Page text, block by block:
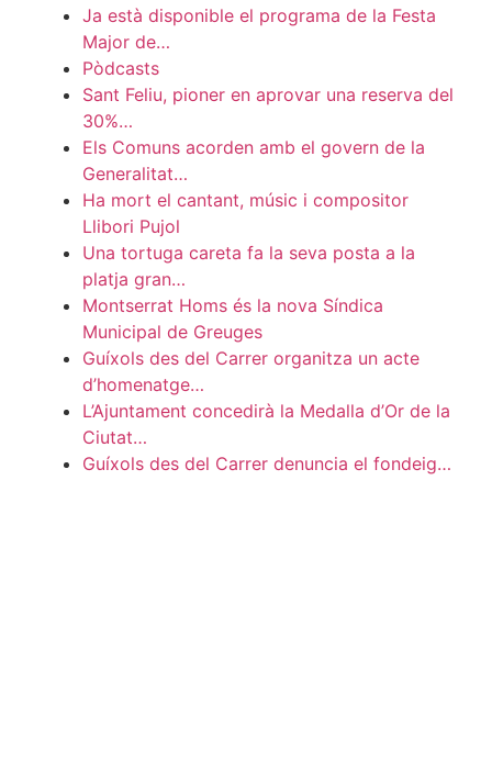
Ja està disponible el programa de la Festa
Major de…
Pòdcasts
Sant Feliu, pioner en aprovar una reserva del
30%…
Els Comuns acorden amb el govern de la
Generalitat…
Ha mort el cantant, músic i compositor
Llibori Pujol
Una tortuga careta fa la seva posta a la
platja gran…
Montserrat Homs és la nova Síndica
Municipal de Greuges
Guíxols des del Carrer organitza un acte
d’homenatge…
L’Ajuntament concedirà la Medalla d’Or de la
Ciutat…
Guíxols des del Carrer denuncia el fondeig…